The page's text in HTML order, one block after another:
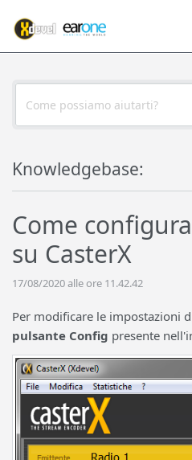
Notizie
Knowledgebase:
Come
su CasterX
17/08/2020 alle ore 11.42.42
Per modificare le impostazioni
pulsante Config presente